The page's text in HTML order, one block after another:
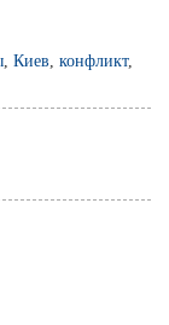
,Киев ,конфликт,